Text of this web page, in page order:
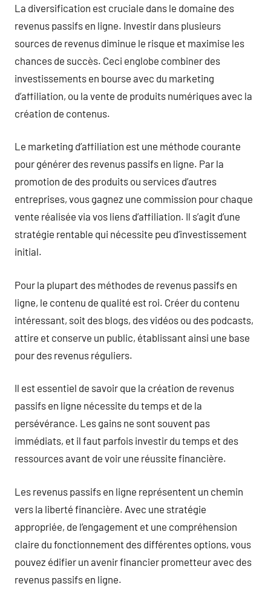
La diversification est cruciale dans le domaine des
revenus passifs en ligne. Investir dans plusieurs
sources de revenus diminue le risque et maximise les
chances de succès. Ceci englobe combiner des
investissements en bourse avec du marketing
d’affiliation, ou la vente de produits numériques avec la
création de contenus.
Le marketing d’affiliation est une méthode courante
pour générer des revenus passifs en ligne. Par la
promotion de des produits ou services d’autres
entreprises, vous gagnez une commission pour chaque
vente réalisée via vos liens d’affiliation. Il s’agit d’une
stratégie rentable qui nécessite peu d’investissement
initial.
Pour la plupart des méthodes de revenus passifs en
ligne, le contenu de qualité est roi. Créer du contenu
intéressant, soit des blogs, des vidéos ou des podcasts,
attire et conserve un public, établissant ainsi une base
pour des revenus réguliers.
Il est essentiel de savoir que la création de revenus
passifs en ligne nécessite du temps et de la
persévérance. Les gains ne sont souvent pas
immédiats, et il faut parfois investir du temps et des
ressources avant de voir une réussite financière.
Les revenus passifs en ligne représentent un chemin
vers la liberté financière. Avec une stratégie
appropriée, de l’engagement et une compréhension
claire du fonctionnement des différentes options, vous
pouvez édifier un avenir financier prometteur avec des
revenus passifs en ligne.